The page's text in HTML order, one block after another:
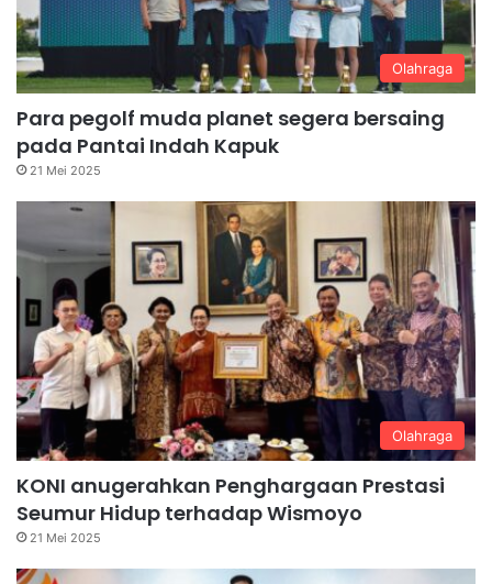
Olahraga
Para pegolf muda planet segera bersaing
pada Pantai Indah Kapuk
21 Mei 2025
Olahraga
KONI anugerahkan Penghargaan Prestasi
Seumur Hidup terhadap Wismoyo
21 Mei 2025